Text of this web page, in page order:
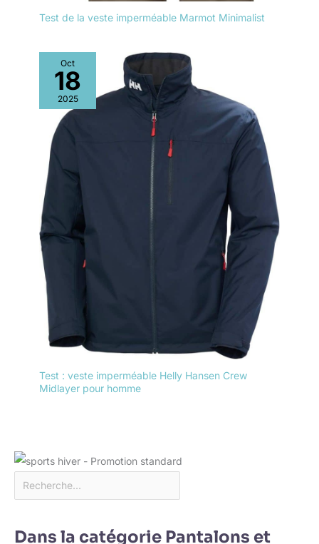
Test de la veste imperméable Marmot Minimalist
Oct
18
2025
Test : veste imperméable Helly Hansen Crew
Midlayer pour homme
Dans la catégorie Pantalons et